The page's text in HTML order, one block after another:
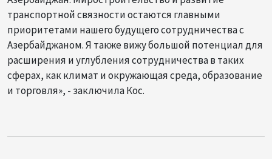
транспортной связности остаются главными
приоритетами нашего будущего сотрудничества с
Азербайджаном. Я также вижу большой потенциал для
расширения и углубления сотрудничества в таких
сферах, как климат и окружающая среда, образование
и торговля», - заключила Кос.